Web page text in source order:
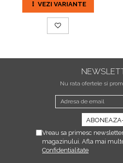
VEZI VARIANTE
Nu rata ofertele si
Vreau sa primesc
magazinului. Afla mai
Confidentialitate